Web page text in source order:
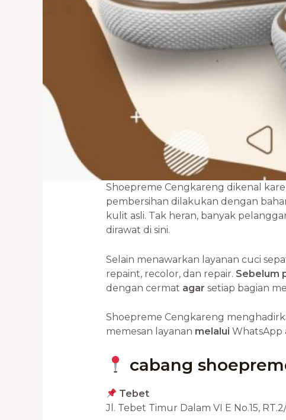
Shoepreme Cengkareng dikenal
pembersihan dilakukan dengan
kulit asli. Tak heran, banyak
dirawat di sini.
Selain menawarkan layanan cuci
repaint, recolor, dan repair. Sebelum
dengan cermat agar setiap bagian
Shoepreme Cengkareng
memesan layanan melalui WhatsApp
cabang
Tebet
Jl. Tebet Timur Dalam VI E No.15,